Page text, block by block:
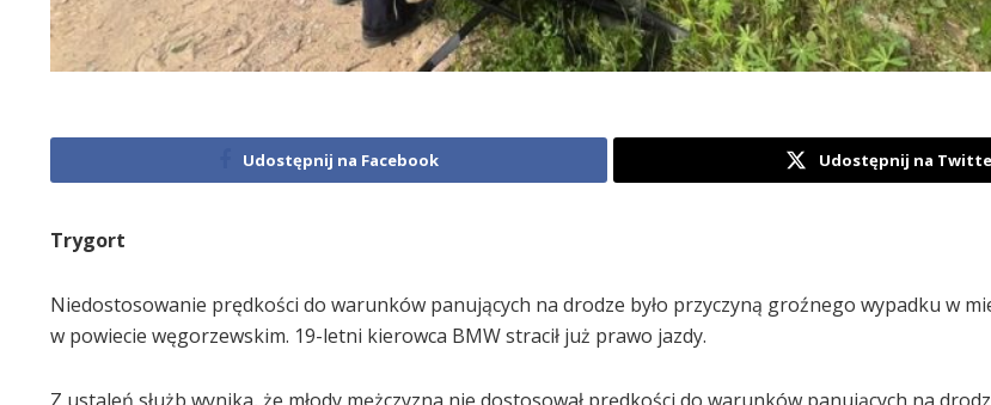
Udostępnij na Facebook Udostępnij na
Trygort
Niedostosowanie prędkości do warunków panujących na drodze było przyczyną groźnego wypadku w
w powiecie węgorzewskim. 19-letni kierowca BMW stracił już prawo jazdy.